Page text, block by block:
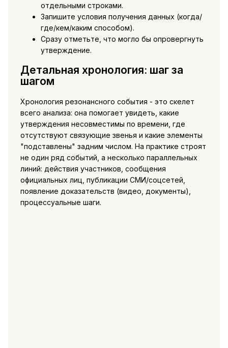
отдельными строками.
Запишите условия получения данных (когда/
где/кем/каким способом).
Сразу отметьте, что могло бы опровергнуть
утверждение.
Детальная хронология: шаг за
шагом
Хронология резонансного события - это скелет
всего анализа: она помогает увидеть, какие
утверждения несовместимы по времени, где
отсутствуют связующие звенья и какие элементы
"подставлены" задним числом. На практике строят
не один ряд событий, а несколько параллельных
линий: действия участников, сообщения
официальных лиц, публикации СМИ/соцсетей,
появление доказательств (видео, документы),
процессуальные шаги.